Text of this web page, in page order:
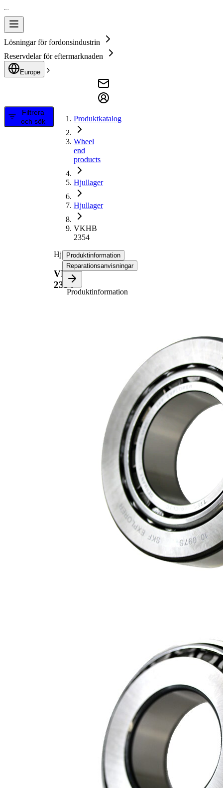
Lösningar för fordonsindustrin
Reservdelar för eftermarknaden
Europe
Filtrera
och sök
Produktkatalog
Wheel
end
products
Hjullager
Hjullager
VKHB
2354
Hjullager
VKHB
2354
Produktinformation
Reparationsanvisningar
Produktinformation